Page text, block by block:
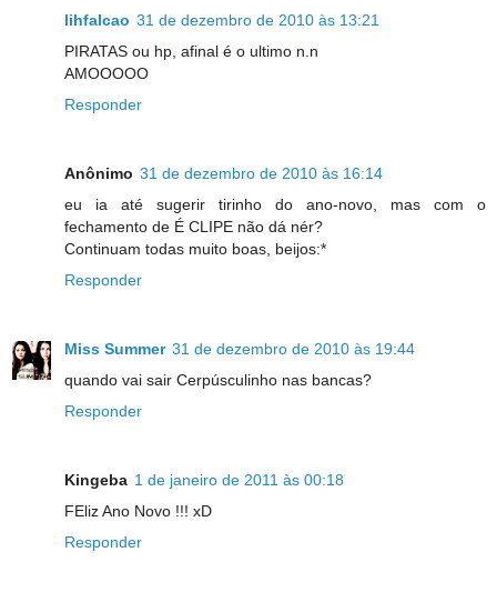
lihfalcao 31 de dezembro de 2010 às 13:21
PIRATAS ou hp, afinal é o ultimo n.n
AMOOOOO
Responder
Anônimo 31 de dezembro de 2010 às 16:14
eu ia até sugerir tirinho do ano-novo, mas com o
fechamento de É CLIPE não dá nér?
Continuam todas muito boas, beijos:*
Responder
Miss Summer 31 de dezembro de 2010 às 19:44
quando vai sair Cerpúsculinho nas bancas?
Responder
Kingeba 1 de janeiro de 2011 às 00:18
FEliz Ano Novo !!! xD
Responder